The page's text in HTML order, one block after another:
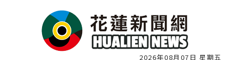
2026年08月07日 星期五